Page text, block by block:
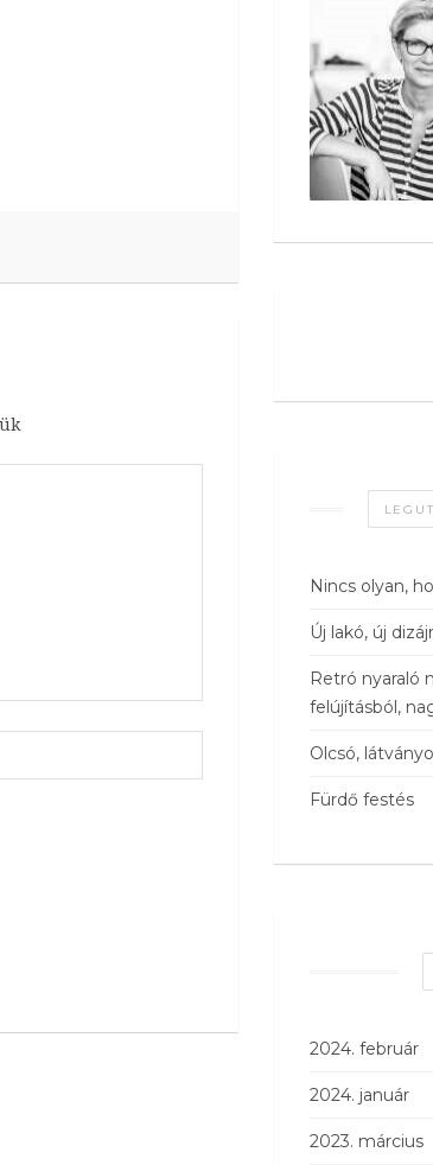
Nincs olyan,
Új lakó, új
Retró nyaraló
felújításból,
Olcsó,
Fürdő festés
2024. február
2024. január
2023. március